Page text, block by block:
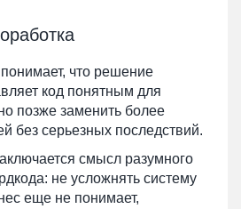
что решение
код понятным для
позже заменить более
без серьезных последствий.
смысл разумного
не усложнять систему
еще не понимает,